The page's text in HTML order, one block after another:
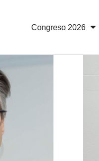
Congreso 2026